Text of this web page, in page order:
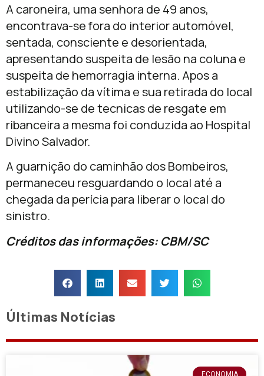
A caroneira, uma senhora de 49 anos,
encontrava-se fora do interior automóvel,
sentada, consciente e desorientada,
apresentando suspeita de lesão na coluna e
suspeita de hemorragia interna. Apos a
estabilização da vítima e sua retirada do local
utilizando-se de tecnicas de resgate em
ribanceira a mesma foi conduzida ao Hospital
Divino Salvador.
A guarnição do caminhão dos Bombeiros,
permaneceu resguardando o local até a
chegada da perícia para liberar o local do
sinistro.
Créditos das informações: CBM/SC
Últimas Notícias
ECONOMIA